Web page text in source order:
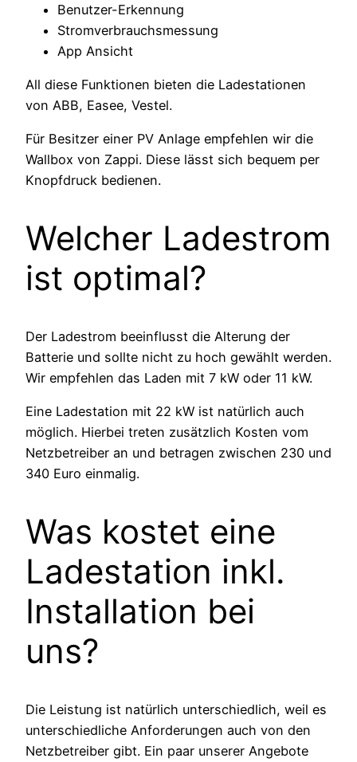
Benutzer-Erkennung
Stromverbrauchsmessung
App Ansicht
All diese Funktionen bieten die Ladestationen
von ABB, Easee, Vestel.
Für Besitzer einer PV Anlage empfehlen wir die
Wallbox von Zappi. Diese lässt sich bequem per
Knopfdruck bedienen.
Welcher Ladestrom
ist optimal?
Der Ladestrom beeinflusst die Alterung der
Batterie und sollte nicht zu hoch gewählt werden.
Wir empfehlen das Laden mit 7 kW oder 11 kW.
Eine Ladestation mit 22 kW ist natürlich auch
möglich. Hierbei treten zusätzlich Kosten vom
Netzbetreiber an und betragen zwischen 230 und
340 Euro einmalig.
Was kostet eine
Ladestation inkl.
Installation bei
uns?
Die Leistung ist natürlich unterschiedlich, weil es
unterschiedliche Anforderungen auch von den
Netzbetreiber gibt. Ein paar unserer Angebote